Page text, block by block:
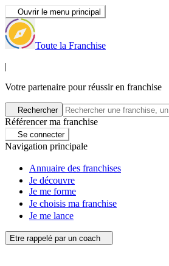
Ouvrir le menu principal
Toute la Franchise
|
Votre partenaire pour réussir en franchise
Rechercher
Référencer ma franchise
Se connecter
Navigation principale
Annuaire des franchises
Je découvre
Je me forme
Je choisis ma franchise
Je me lance
Etre rappelé par un coach